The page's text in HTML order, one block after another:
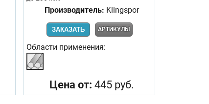
Производитель: Klingspor
ЗАКАЗАТЬ АРТИКУЛЫ
Области применения:
Цена от: 445 руб.